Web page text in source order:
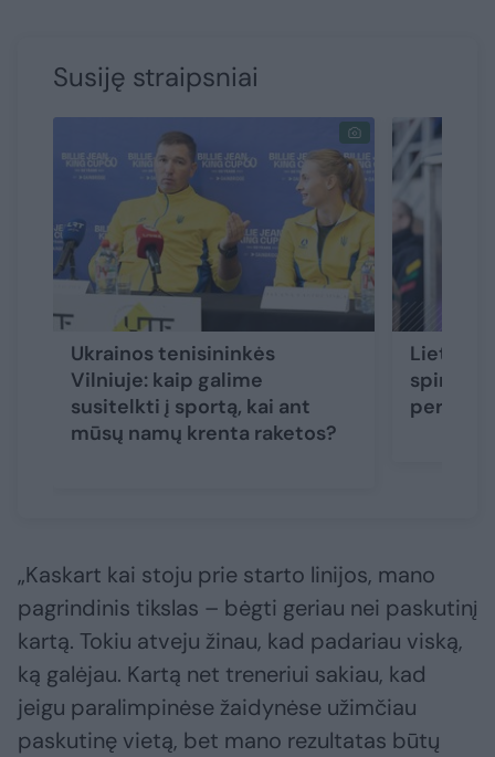
Susiję straipsniai
Ukrainos tenisininkės
Vilniuje: kaip galime
susitelkti į sportą, kai ant
mūsų namų krenta raketos?
pergale
„Kaskart kai stoju prie starto linijos, mano
pagrindinis tikslas – bėgti geriau nei paskutinį
kartą. Tokiu atveju žinau, kad padariau viską,
ką galėjau. Kartą net treneriui sakiau, kad
jeigu paralimpinėse žaidynėse užimčiau
paskutinę vietą, bet mano rezultatas būtų